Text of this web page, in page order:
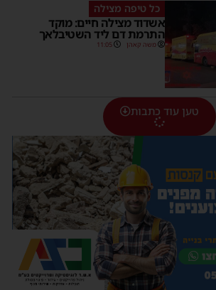
כל טיפה מצילה
אשדוד מצילה חיים: מוקד
התרמת דם ליד השטיבלאך
משה קאהן 11:05
טען עוד כתבות